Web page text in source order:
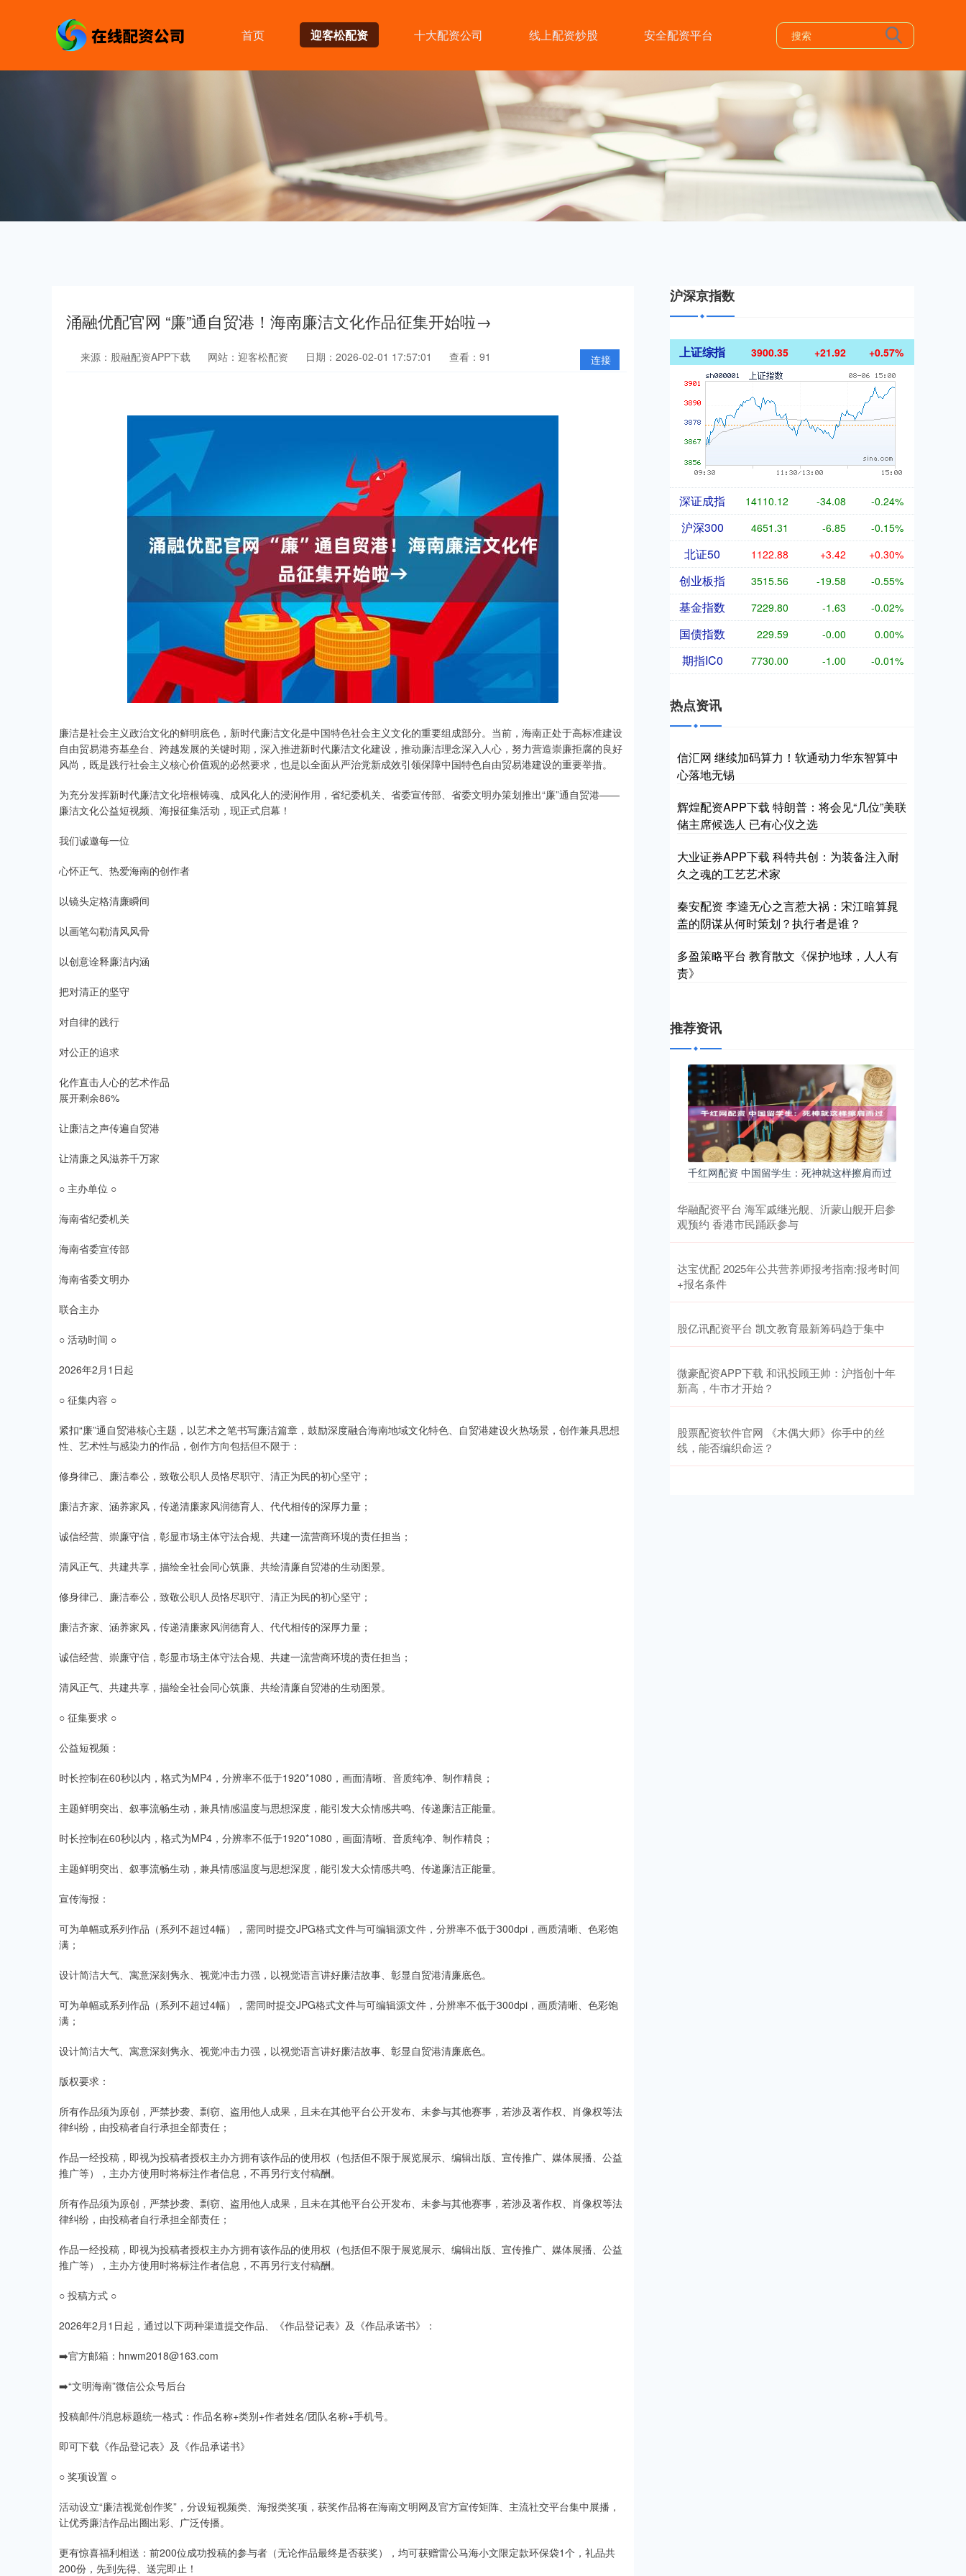
首页 迎客松配资 十大配资公司 线上配资炒股 安全配资平台
涌融优配官网 “廉”通自贸港！海南廉洁文化作品征集开始啦→
连接
来源：股融配资APP下载 网站：迎客松配资 日期：2026-02-01 17:57:01 查看：91
廉洁是社会主义政治文化的鲜明底色，新时代廉洁文化是中国特色社会主义文化的重要组成部分。当前，海南正处于高标准建设
自由贸易港夯基垒台、跨越发展的关键时期，深入推进新时代廉洁文化建设，推动廉洁理念深入人心，努力营造崇廉拒腐的良好
风尚，既是践行社会主义核心价值观的必然要求，也是以全面从严治党新成效引领保障中国特色自由贸易港建设的重要举措。
为充分发挥新时代廉洁文化培根铸魂、成风化人的浸润作用，省纪委机关、省委宣传部、省委文明办策划推出“廉”通自贸港——
廉洁文化公益短视频、海报征集活动，现正式启幕！
我们诚邀每一位
心怀正气、热爱海南的创作者
以镜头定格清廉瞬间
以画笔勾勒清风风骨
以创意诠释廉洁内涵
把对清正的坚守
对自律的践行
对公正的追求
化作直击人心的艺术作品
展开剩余86%
让廉洁之声传遍自贸港
让清廉之风滋养千万家
○ 主办单位 ○
海南省纪委机关
海南省委宣传部
海南省委文明办
联合主办
○ 活动时间 ○
2026年2月1日起
○ 征集内容 ○
紧扣“廉”通自贸港核心主题，以艺术之笔书写廉洁篇章，鼓励深度融合海南地域文化特色、自贸港建设火热场景，创作兼具思想
性、艺术性与感染力的作品，创作方向包括但不限于：
修身律己、廉洁奉公，致敬公职人员恪尽职守、清正为民的初心坚守；
廉洁齐家、涵养家风，传递清廉家风润德育人、代代相传的深厚力量；
诚信经营、崇廉守信，彰显市场主体守法合规、共建一流营商环境的责任担当；
清风正气、共建共享，描绘全社会同心筑廉、共绘清廉自贸港的生动图景。
修身律己、廉洁奉公，致敬公职人员恪尽职守、清正为民的初心坚守；
廉洁齐家、涵养家风，传递清廉家风润德育人、代代相传的深厚力量；
诚信经营、崇廉守信，彰显市场主体守法合规、共建一流营商环境的责任担当；
清风正气、共建共享，描绘全社会同心筑廉、共绘清廉自贸港的生动图景。
○ 征集要求 ○
公益短视频：
时长控制在60秒以内，格式为MP4，分辨率不低于1920*1080，画面清晰、音质纯净、制作精良；
主题鲜明突出、叙事流畅生动，兼具情感温度与思想深度，能引发大众情感共鸣、传递廉洁正能量。
时长控制在60秒以内，格式为MP4，分辨率不低于1920*1080，画面清晰、音质纯净、制作精良；
主题鲜明突出、叙事流畅生动，兼具情感温度与思想深度，能引发大众情感共鸣、传递廉洁正能量。
宣传海报：
可为单幅或系列作品（系列不超过4幅），需同时提交JPG格式文件与可编辑源文件，分辨率不低于300dpi，画质清晰、色彩饱
满；
设计简洁大气、寓意深刻隽永、视觉冲击力强，以视觉语言讲好廉洁故事、彰显自贸港清廉底色。
可为单幅或系列作品（系列不超过4幅），需同时提交JPG格式文件与可编辑源文件，分辨率不低于300dpi，画质清晰、色彩饱
满；
设计简洁大气、寓意深刻隽永、视觉冲击力强，以视觉语言讲好廉洁故事、彰显自贸港清廉底色。
版权要求：
所有作品须为原创，严禁抄袭、剽窃、盗用他人成果，且未在其他平台公开发布、未参与其他赛事，若涉及著作权、肖像权等法
律纠纷，由投稿者自行承担全部责任；
作品一经投稿，即视为投稿者授权主办方拥有该作品的使用权（包括但不限于展览展示、编辑出版、宣传推广、媒体展播、公益
推广等），主办方使用时将标注作者信息，不再另行支付稿酬。
所有作品须为原创，严禁抄袭、剽窃、盗用他人成果，且未在其他平台公开发布、未参与其他赛事，若涉及著作权、肖像权等法
律纠纷，由投稿者自行承担全部责任；
作品一经投稿，即视为投稿者授权主办方拥有该作品的使用权（包括但不限于展览展示、编辑出版、宣传推广、媒体展播、公益
推广等），主办方使用时将标注作者信息，不再另行支付稿酬。
○ 投稿方式 ○
2026年2月1日起，通过以下两种渠道提交作品、《作品登记表》及《作品承诺书》：
➡️官方邮箱：hnwm2018@163.com
➡️“文明海南”微信公众号后台
投稿邮件/消息标题统一格式：作品名称+类别+作者姓名/团队名称+手机号。
即可下载《作品登记表》及《作品承诺书》
○ 奖项设置 ○
活动设立“廉洁视觉创作奖”，分设短视频类、海报类奖项，获奖作品将在海南文明网及官方宣传矩阵、主流社交平台集中展播，
让优秀廉洁作品出圈出彩、广泛传播。
更有惊喜福利相送：前200位成功投稿的参与者（无论作品最终是否获奖），均可获赠雷公马海小文限定款环保袋1个，礼品共
200份，先到先得、送完即止！
沪深京指数
上证综指 3900.35 +21.92 +0.57%
深证成指 14110.12 -34.08 -0.24%
沪深300 4651.31 -6.85 -0.15%
北证50 1122.88 +3.42 +0.30%
创业板指 3515.56 -19.58 -0.55%
基金指数 7229.80 -1.63 -0.02%
国债指数 229.59 -0.00 0.00%
期指IC0 7730.00 -1.00 -0.01%
热点资讯
信汇网 继续加码算力！软通动力华东智算中
心落地无锡
辉煌配资APP下载 特朗普：将会见“几位”美联
储主席候选人 已有心仪之选
大业证券APP下载 科特共创：为装备注入耐
久之魂的工艺艺术家
秦安配资 李逵无心之言惹大祸：宋江暗算晁
盖的阴谋从何时策划？执行者是谁？
多盈策略平台 教育散文《保护地球，人人有
责》
推荐资讯
千红网配资 中国留学生：死神就这样擦肩而过
华融配资平台 海军戚继光舰、沂蒙山舰开启参
观预约 香港市民踊跃参与
达宝优配 2025年公共营养师报考指南:报考时间
+报名条件
股亿讯配资平台 凯文教育最新筹码趋于集中
微豪配资APP下载 和讯投顾王帅：沪指创十年
新高，牛市才开始？
股票配资软件官网 《木偶大师》你手中的丝
线，能否编织命运？